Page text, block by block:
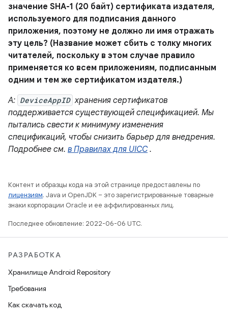
значение SHA-1 (20 байт) сертификата издателя,
используемого для подписания данного
приложения, поэтому не должно ли имя отражать
эту цель? (Название может сбить с толку многих
читателей, поскольку в этом случае правило
применяется ко всем приложениям, подписанным
одним и тем же сертификатом издателя.)
A: DeviceAppID хранения сертификатов
поддерживается существующей спецификацией. Мы
пытались свести к минимуму изменения
спецификаций, чтобы снизить барьер для внедрения.
Подробнее см. в Правилах для UICC.
Контент и образцы кода на этой странице предоставлены по
лицензиям. Java и OpenJDK – это зарегистрированные товарные
знаки корпорации Oracle и ее аффилированных лиц.
Последнее обновление: 2022-06-06 UTC.
РАЗРАБОТКА
Хранилище Android Repository
Требования
Как скачать код